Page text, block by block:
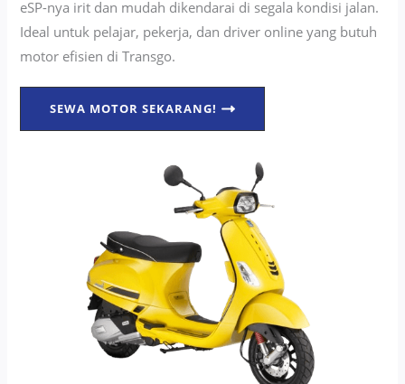
eSP-nya irit dan mudah dikendarai di segala kondisi jalan.
Ideal untuk pelajar, pekerja, dan driver online yang butuh
motor efisien di Transgo.
SEWA MOTOR SEKARANG!